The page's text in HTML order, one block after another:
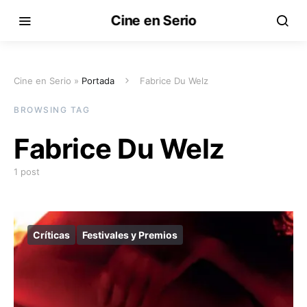
Cine en Serio
Cine en Serio » Portada Fabrice Du Welz
BROWSING TAG
Fabrice Du Welz
1 post
Críticas Festivales y Premios